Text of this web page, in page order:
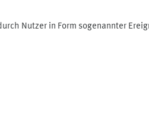
Nutzer in Form sogenannter